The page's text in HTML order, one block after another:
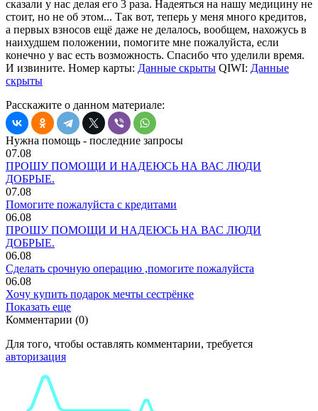
сказали у нас делая его 3 раза. Надеяться на нашу медицину не
стоит, но не об этом... Так вот, теперь у меня много кредитов,
а первых взносов ещё даже не делалось, вообщем, нахожусь в
наихудшем положении, помогите мне пожалуйста, если
конечно у вас есть возможность. Спасибо что уделили время.
И извините. Номер карты: Данные скрыты QIWI: Данные
скрыты
Расскажите о данном материале:
Нужна помощь - последние запросы
07.08
ПРОШУ ПОМОЩИ И НАДЕЮСЬ НА ВАС ЛЮДИ
ДОБРЫЕ.
07.08
Помогите пожалуйста с кредитами
06.08
ПРОШУ ПОМОЩИ И НАДЕЮСЬ НА ВАС ЛЮДИ
ДОБРЫЕ.
06.08
Сделать срочную операцию ,помогите пожалуйста
06.08
Хочу купить подарок мечты сестрёнке
Показать еще
Комментарии (0)
Для того, чтобы оставлять комментарии, требуется
авторизация